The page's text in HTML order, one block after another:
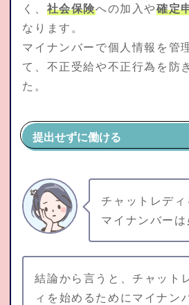
く、 社会保険への加入や確定
なります。
マイナンバーで個人情報を管
て、不正受給や不正行為を防
た。
提出せずに働ける
チャットレディ
マイナンバーは
結論から言うと、チャット
ィを始めるためにマイナン